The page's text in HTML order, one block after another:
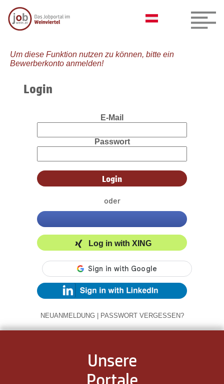
Um diese Funktion nutzen zu können, bitte ein
Bewerberkonto anmelden!
Login
E-Mail
Passwort
oder
Log in with XING
NEUANMELDUNG | PASSWORT VERGESSEN?
Unsere
Portale